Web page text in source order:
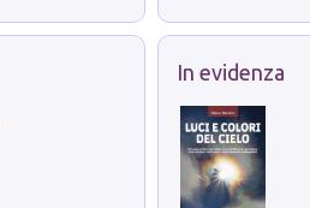
In evidenza